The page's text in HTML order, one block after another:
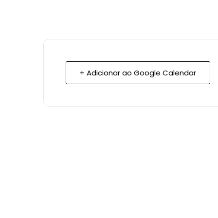
+ Adicionar ao Google Calendar